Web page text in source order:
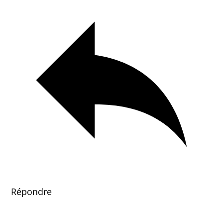
Répondre